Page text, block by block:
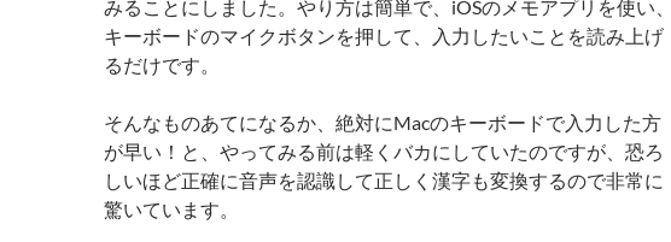
みることにしました。やり方は簡単で、iOSのメモアプリを使い、
キーボードのマイクボタンを押して、入力したいことを読み上げ
るだけです。
そんなものあてになるか、絶対にMacのキーボードで入力した方
が早い！と、やってみる前は軽くバカにしていたのですが、恐ろ
しいほど正確に音声を認識して正しく漢字も変換するので非常に
驚いています。